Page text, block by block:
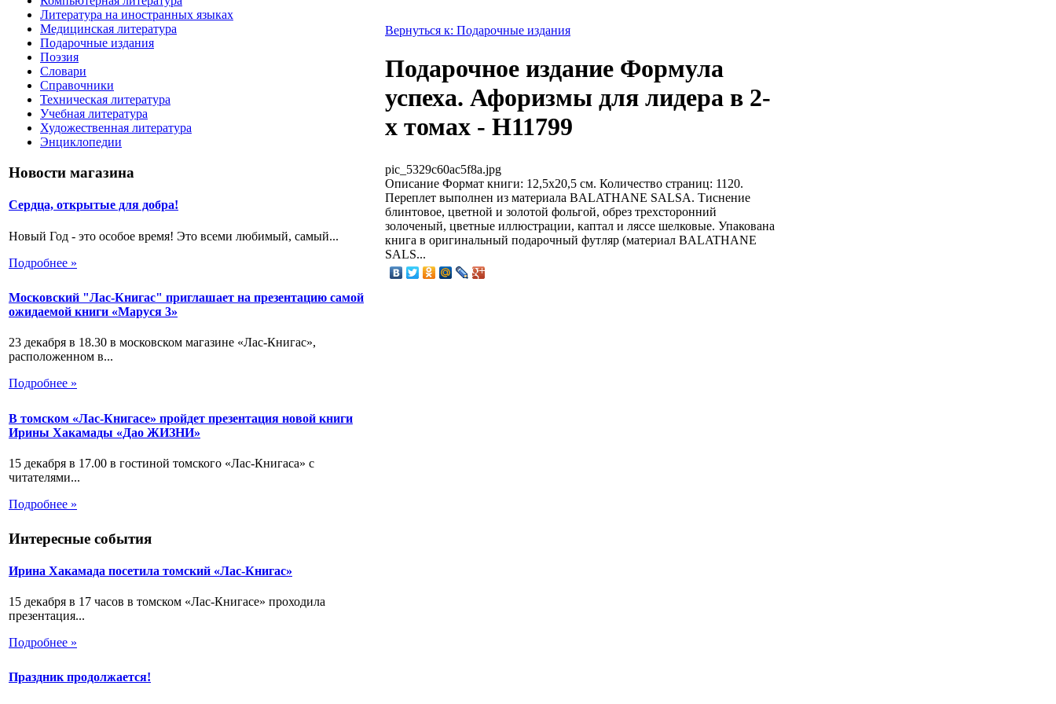
Литература на иностранных языках
Медицинская литература
Подарочные издания
Поэзия
Словари
Справочники
Техническая литература
Учебная литература
Художественная литература
Энциклопедии
Новости магазина
Сердца, открытые для добра!
Новый Год - это особое время! Это всеми любимый, самый...
Подробнее »
Московский "Лас-Книгас" приглашает на презентацию самой
ожидаемой книги «Маруся 3»
23 декабря в 18.30 в московском магазине «Лас-Книгас»,
расположенном в...
Подробнее »
В томском «Лас-Книгасе» пройдет презентация новой книги
Ирины Хакамады «Дао ЖИЗНИ»
15 декабря в 17.00 в гостиной томского «Лас-Книгаса» с
читателями...
Подробнее »
Интересные события
Ирина Хакамада посетила томский «Лас-Книгас»
15 декабря в 17 часов в томском «Лас-Книгасе» проходила
презентация...
Подробнее »
Праздник продолжается!
Вернуться к: Подарочные издания
Подарочное издание Формула
успеха. Афоризмы для лидера в 2-
х томах - Н11799
pic_5329c60ac5f8a.jpg
Описание Формат книги: 12,5х20,5 см. Количество страниц: 1120.
Переплет выполнен из материала BALATHANE SALSA. Тиснение
блинтовое, цветной и золотой фольгой, обрез трехсторонний
золоченый, цветные иллюстрации, каптал и ляссе шелковые. Упакована
книга в оригинальный подарочный футляр (материал BALATHANE
SALS...